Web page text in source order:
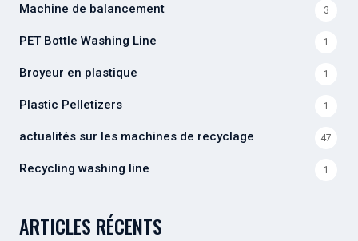
Machine de balancement 3
PET Bottle Washing Line 1
Broyeur en plastique 1
Plastic Pelletizers 1
actualités sur les machines de recyclage 47
Recycling washing line 1
ARTICLES RÉCENTS